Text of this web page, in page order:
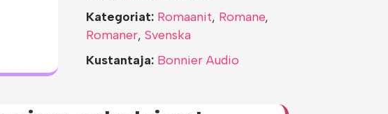
Kategoriat: Romaanit, Romane,
Romaner, Svenska
Kustantaja: Bonnier Audio